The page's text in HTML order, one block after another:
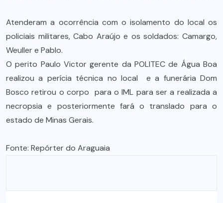
Atenderam a ocorrência com o isolamento do local os
policiais militares, Cabo Araújo e os soldados: Camargo,
Weuller e Pablo.
O perito Paulo Victor gerente da POLITEC de Água Boa
realizou a perícia técnica no local e a funerária Dom
Bosco retirou o corpo para o IML para ser a realizada a
necropsia e posteriormente fará o translado para o
estado de Minas Gerais.
Fonte: Repórter do Araguaia